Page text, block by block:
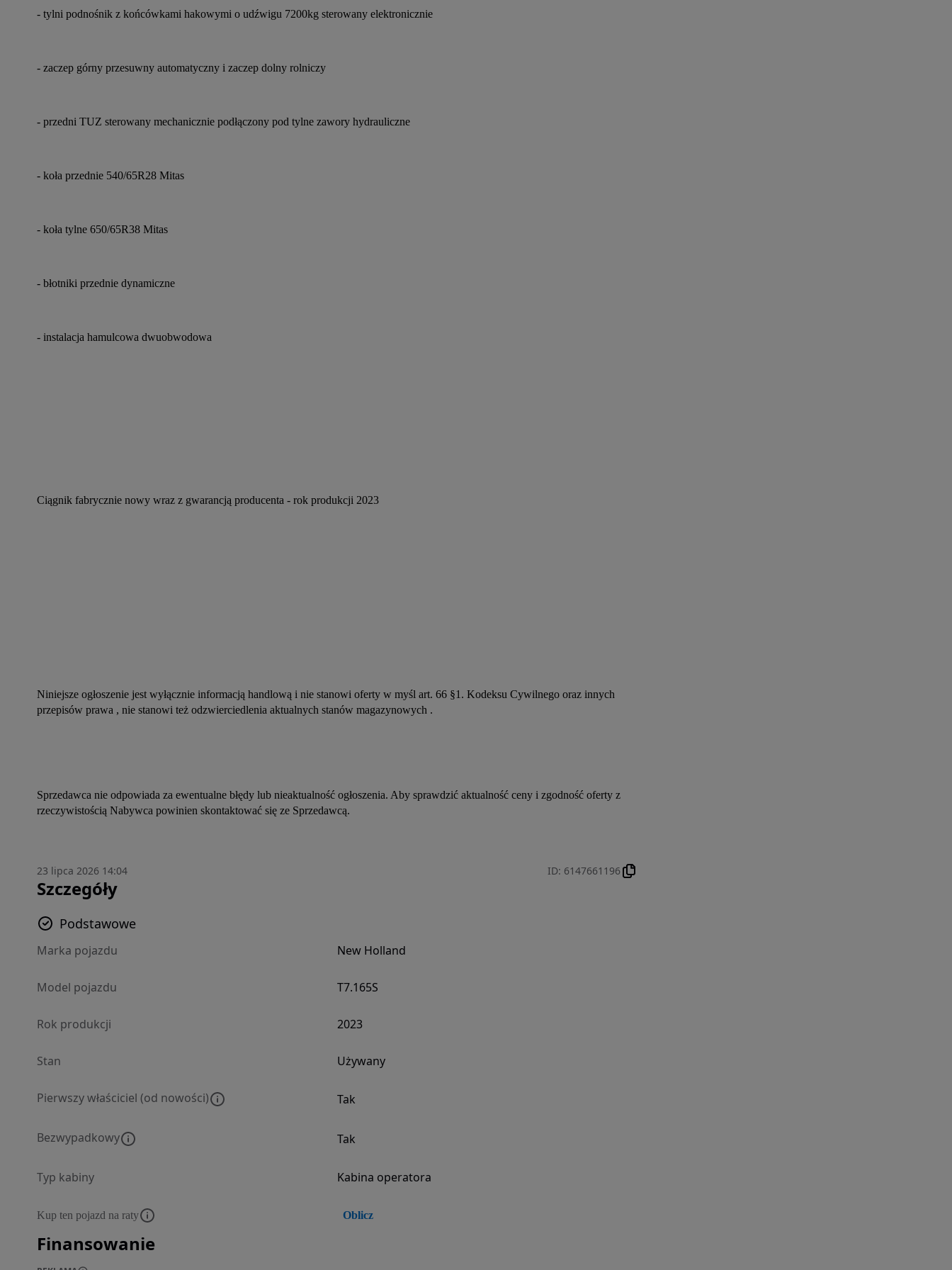
- tylni podnośnik z końcówkami hakowymi o udźwigu 7200kg sterowany elektronicznie
- zaczep górny przesuwny automatyczny i zaczep dolny rolniczy
- przedni TUZ sterowany mechanicznie podłączony pod tylne zawory hydrauliczne
- koła przednie 540/65R28 Mitas
- koła tylne 650/65R38 Mitas
- błotniki przednie dynamiczne
- instalacja hamulcowa dwuobwodowa
Ciągnik fabrycznie nowy wraz z gwarancją producenta - rok produkcji 2023
Niniejsze ogłoszenie jest wyłącznie informacją handlową i nie stanowi oferty w myśl art. 66 §1. Kodeksu Cywilnego oraz innych
przepisów prawa , nie stanowi też odzwierciedlenia aktualnych stanów magazynowych .
Sprzedawca nie odpowiada za ewentualne błędy lub nieaktualność ogłoszenia. Aby sprawdzić aktualność ceny i zgodność oferty z
rzeczywistością Nabywca powinien skontaktować się ze Sprzedawcą.
23 lipca 2026 14:04 ID: 6147661196
Szczegóły
Podstawowe
Marka pojazdu New Holland
Model pojazdu T7.165S
Rok produkcji 2023
Stan Używany
Pierwszy właściciel (od nowości) Tak
Bezwypadkowy Tak
Typ kabiny Kabina operatora
Kup ten pojazd na raty Oblicz
Finansowanie